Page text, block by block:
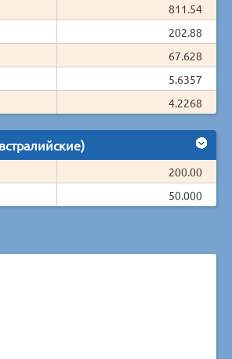
811.54
202.88
67.628
5.6357
4.2268
200.00
50.000